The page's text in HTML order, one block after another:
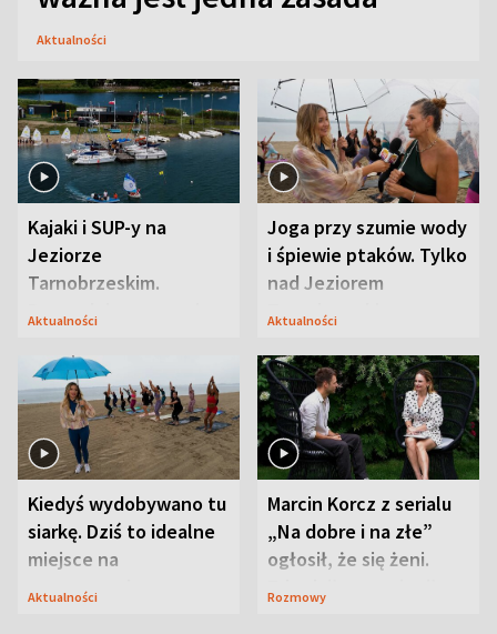
Aktualności
Kajaki i SUP-y na
Jeziorze
Tarnobrzeskim.
Przyrodnicy zwracają
Aktualności
Joga przy szumie wody
i śpiewie ptaków. Tylko
nad Jeziorem
Tarnobrzeskim
Aktualności
Kiedyś wydobywano tu
siarkę. Dziś to idealne
miejsce na
wypoczynek
Aktualności
Marcin Korcz z serialu
„Na dobre i na złe”
ogłosił, że się żeni.
Zdradził, co zmienił
Rozmowy